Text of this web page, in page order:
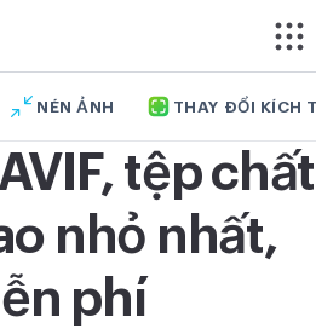
NÉN ẢNH THAY ĐỔI KÍCH
tệp chất
nhỏ nhất,
phí